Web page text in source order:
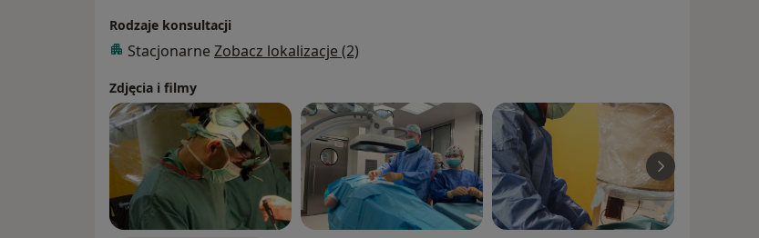
Rodzaje konsultacji
Stacjonarne Zobacz lokalizacje (2)
Zdjęcia i filmy